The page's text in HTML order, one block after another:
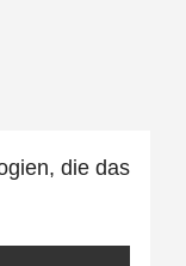
die das